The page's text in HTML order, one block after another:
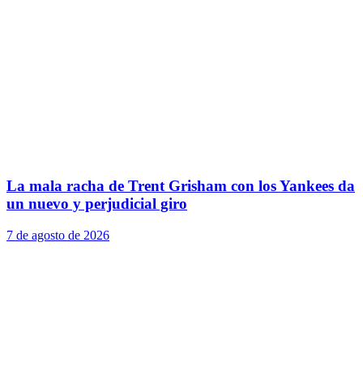
La mala racha de Trent Grisham con los Yankees da
un nuevo y perjudicial giro
7 de agosto de 2026